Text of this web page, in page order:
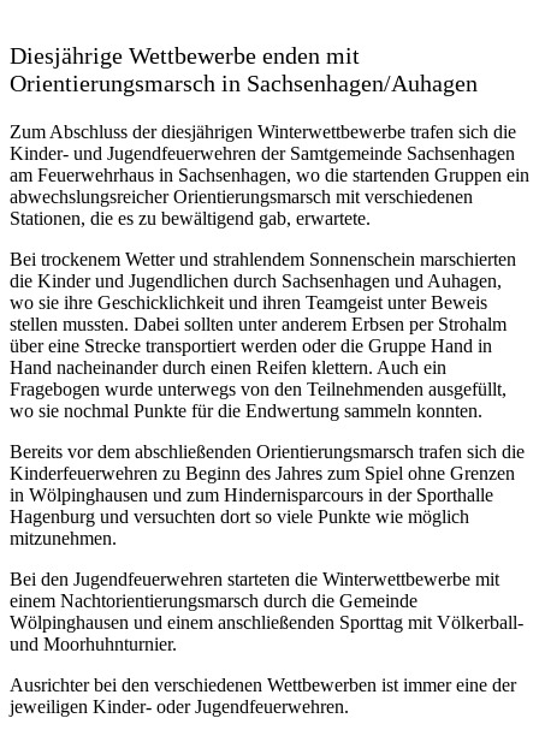
Diesjährige Wettbewerbe enden mit
Orientierungsmarsch in Sachsenhagen/Auhagen
Zum Abschluss der diesjährigen Winterwettbewerbe trafen sich die
Kinder- und Jugendfeuerwehren der Samtgemeinde Sachsenhagen
am Feuerwehrhaus in Sachsenhagen, wo die startenden Gruppen ein
abwechslungsreicher Orientierungsmarsch mit verschiedenen
Stationen, die es zu bewältigend gab, erwartete.
Bei trockenem Wetter und strahlendem Sonnenschein marschierten
die Kinder und Jugendlichen durch Sachsenhagen und Auhagen,
wo sie ihre Geschicklichkeit und ihren Teamgeist unter Beweis
stellen mussten. Dabei sollten unter anderem Erbsen per Strohalm
über eine Strecke transportiert werden oder die Gruppe Hand in
Hand nacheinander durch einen Reifen klettern. Auch ein
Fragebogen wurde unterwegs von den Teilnehmenden ausgefüllt,
wo sie nochmal Punkte für die Endwertung sammeln konnten.
Bereits vor dem abschließenden Orientierungsmarsch trafen sich die
Kinderfeuerwehren zu Beginn des Jahres zum Spiel ohne Grenzen
in Wölpinghausen und zum Hindernisparcours in der Sporthalle
Hagenburg und versuchten dort so viele Punkte wie möglich
mitzunehmen.
Bei den Jugendfeuerwehren starteten die Winterwettbewerbe mit
einem Nachtorientierungsmarsch durch die Gemeinde
Wölpinghausen und einem anschließenden Sporttag mit Völkerball-
und Moorhuhnturnier.
Ausrichter bei den verschiedenen Wettbewerben ist immer eine der
jeweiligen Kinder- oder Jugendfeuerwehren.